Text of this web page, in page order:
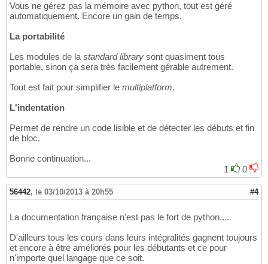
Vous ne gérez pas la mémoire avec python, tout est géré
automatiquement. Encore un gain de temps.
La portabilité
Les modules de la standard library sont quasiment tous
portable, sinon ça sera très facilement gérable autrement.
Tout est fait pour simplifier le multiplatform.
L'indentation
Permet de rendre un code lisible et de détecter les débuts et fin
de bloc.
Bonne continuation...
1
0
56442, le 03/10/2013 à 20h55 #4
La documentation française n'est pas le fort de python....
D'ailleurs tous les cours dans leurs intégralités gagnent toujours
et encore à être améliorés pour les débutants et ce pour
n'importe quel langage que ce soit.